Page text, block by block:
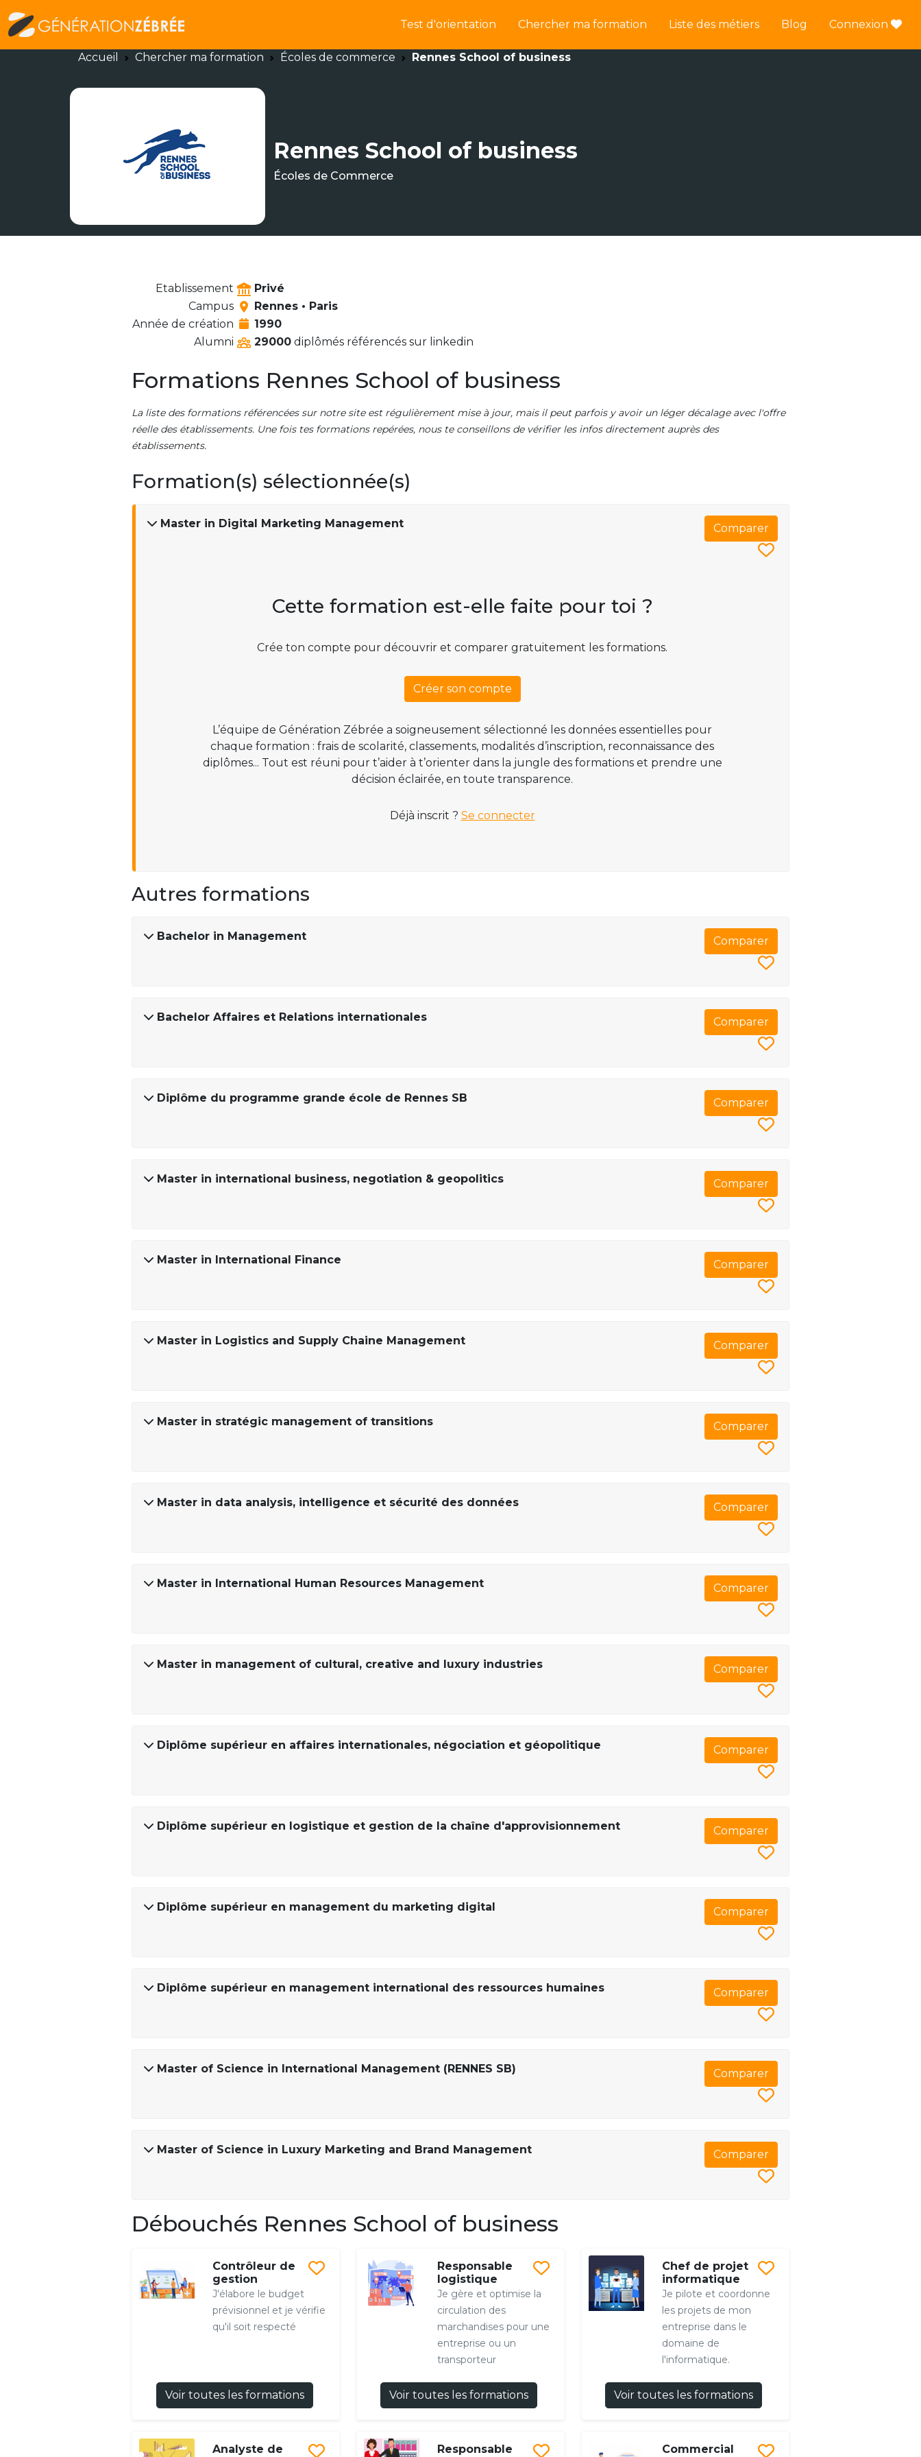
Test d'orientation Chercher ma formation Liste des métiers Blog Connexion
Accueil Chercher ma formation Écoles de commerce Rennes School of business
Rennes School of business
Écoles de Commerce
Etablissement
Privé
Campus
Rennes • Paris
Année de création
1990
Alumni
29000 diplômés référencés sur linkedin
Formations Rennes School of business
La liste des formations référencées sur notre site est régulièrement mise à jour, mais il peut parfois y avoir un léger décalage avec l'offre
réelle des établissements. Une fois tes formations repérées, nous te conseillons de vérifier les infos directement auprès des
établissements.
Formation(s) sélectionnée(s)
Master in Digital Marketing Management Comparer
Cette formation est-elle faite pour toi ?
Crée ton compte pour découvrir et comparer gratuitement les formations.
Créer son compte
L’équipe de Génération Zébrée a soigneusement sélectionné les données essentielles pour
chaque formation : frais de scolarité, classements, modalités d’inscription, reconnaissance des
diplômes... Tout est réuni pour t’aider à t’orienter dans la jungle des formations et prendre une
décision éclairée, en toute transparence.
Déjà inscrit ? Se connecter
Autres formations
Bachelor in Management Comparer
Bachelor Affaires et Relations internationales Comparer
Diplôme du programme grande école de Rennes SB Comparer
Master in international business, negotiation & geopolitics Comparer
Master in International Finance Comparer
Master in Logistics and Supply Chaine Management Comparer
Master in stratégic management of transitions Comparer
Master in data analysis, intelligence et sécurité des données Comparer
Master in International Human Resources Management Comparer
Master in management of cultural, creative and luxury industries Comparer
Diplôme supérieur en affaires internationales, négociation et géopolitique Comparer
Diplôme supérieur en logistique et gestion de la chaîne d'approvisionnement Comparer
Diplôme supérieur en management du marketing digital Comparer
Diplôme supérieur en management international des ressources humaines Comparer
Master of Science in International Management (RENNES SB) Comparer
Master of Science in Luxury Marketing and Brand Management Comparer
Débouchés Rennes School of business
Contrôleur de
gestion
J'élabore le budget
prévisionnel et je vérifie
qu'il soit respecté
Voir toutes les formations
Responsable
logistique
Je gère et optimise la
circulation des
marchandises pour une
entreprise ou un
transporteur
Voir toutes les formations
Chef de projet
informatique
Je pilote et coordonne
les projets de mon
entreprise dans le
domaine de
l'informatique.
Voir toutes les formations
Analyste de
Responsable
Commercial